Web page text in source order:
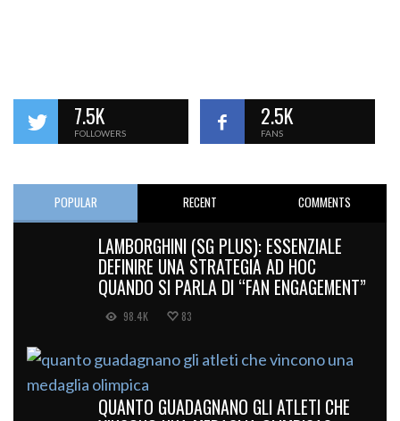
7.5K
FOLLOWERS
2.5K
FANS
POPULAR RECENT COMMENTS
LAMBORGHINI (SG PLUS): ESSENZIALE
DEFINIRE UNA STRATEGIA AD HOC
QUANDO SI PARLA DI “FAN ENGAGEMENT”
98.4K 83
QUANTO GUADAGNANO GLI ATLETI CHE